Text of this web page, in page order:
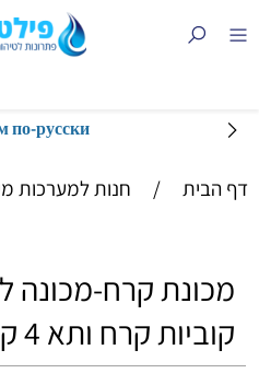
по-русски
דף הבית / חנות למערכות
קוביות קרח ותא 4 ק"ג (נירוסטה)